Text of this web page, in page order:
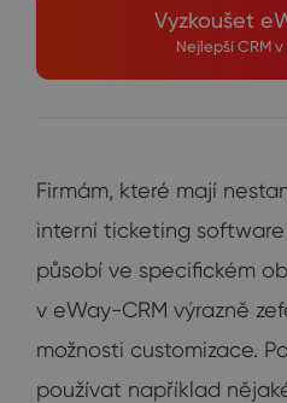
Vyzkoušet
Nejlepší CRM
Firmám, které mají
interní ticketing
působí ve specifickém
v eWay-CRM výrazně
možnosti customizace.
používat například